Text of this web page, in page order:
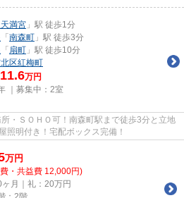
満宮 」駅 徒歩1分
「 南森町 」駅 徒歩3分
「 扇町 」駅 徒歩10分
区紅梅町
11.6万円
｜募集中： 2室
・ＳＯＨＯ可！南森町駅まで徒歩3分と立地
照明付き！宅配ボックス完備！
万円
・共益費 12,000円)
ヶ月｜礼：20万円